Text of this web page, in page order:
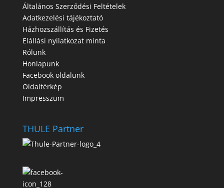
Általános Szerződési Feltételek
Adatkezelési tájékoztató
Házhozszállítás és Fizetés
Elállási nyilatkozat minta
Rólunk
Honlapunk
Facebook oldalunk
Oldaltérkép
Impresszum
THULE Partner